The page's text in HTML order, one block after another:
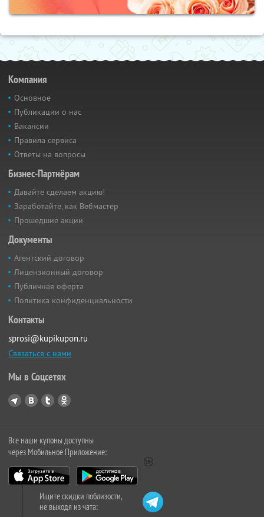
Компания
Основное
Публикации о нас
Вакансии
Правила сервиса
Ответы на вопросы
Бизнес-Партнёрам
Давайте сделаем акцию!
Заработайте, как Вебмастер
Прошедшие акции
Документы
Агентский договор
Лицензионный договор
Публичная оферта
Политика конфиденциальности
Контакты
sprosi@kupikupon.ru
Связаться с нами
Мы в Соцсетях
Все наши купоны доступны
через Мобильное Приложение:
Ищите скидки поблизости,
не выходя из чата: